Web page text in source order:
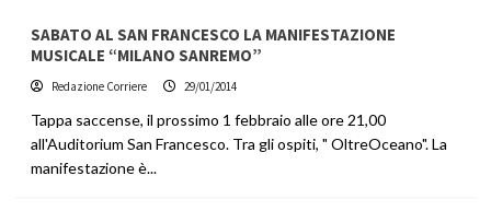
SABATO AL SAN FRANCESCO LA MANIFESTAZIONE
MUSICALE “MILANO SANREMO”
Redazione Corriere 29/01/2014
Tappa saccense, il prossimo 1 febbraio alle ore 21,00
all'Auditorium San Francesco. Tra gli ospiti, " OltreOceano". La
manifestazione è...